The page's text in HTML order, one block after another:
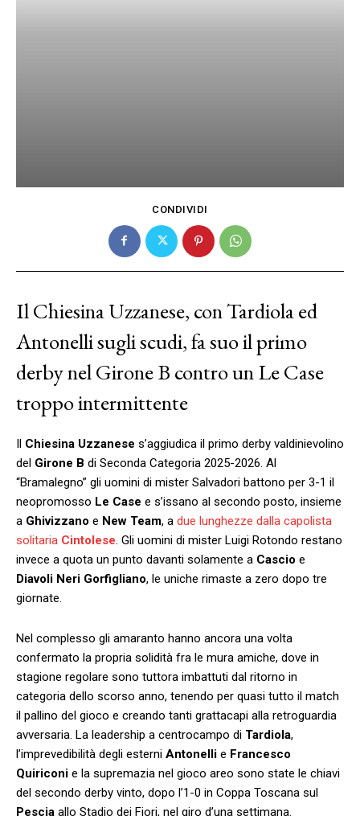
CONDIVIDI
Il Chiesina Uzzanese, con Tardiola ed
Antonelli sugli scudi, fa suo il primo
derby nel Girone B contro un Le Case
troppo intermittente
Il Chiesina Uzzanese s’aggiudica il primo derby valdinievolino
del Girone B di Seconda Categoria 2025-2026. Al
“Bramalegno” gli uomini di mister Salvadori battono per 3-1 il
neopromosso Le Case e s’issano al secondo posto, insieme
a Ghivizzano e New Team, a due lunghezze dalla capolista
solitaria Cintolese. Gli uomini di mister Luigi Rotondo restano
invece a quota un punto davanti solamente a Cascio e
Diavoli Neri Gorfigliano, le uniche rimaste a zero dopo tre
giornate.
Nel complesso gli amaranto hanno ancora una volta
confermato la propria solidità fra le mura amiche, dove in
stagione regolare sono tuttora imbattuti dal ritorno in
categoria dello scorso anno, tenendo per quasi tutto il match
il pallino del gioco e creando tanti grattacapi alla retroguardia
avversaria. La leadership a centrocampo di Tardiola,
l’imprevedibilità degli esterni Antonelli e Francesco
Quiriconi e la supremazia nel gioco areo sono state le chiavi
del secondo derby vinto, dopo l’1-0 in Coppa Toscana sul
Pescia allo Stadio dei Fiori, nel giro d’una settimana.